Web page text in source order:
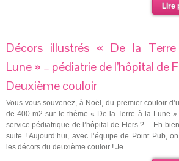
Lire
Décors illustrés « De la
Lune » – pédiatrie de l’hôpital de
Deuxième couloir
Vous vous souvenez, à Noël, du premier couloir
de 400 m2 sur le thème « De la Terre à la Lune »
service pédiatrique de l’hôpital de Flers ?… Eh
suite ! Aujourd’hui, avec l’équipe de Point Pub,
les décors du deuxième couloir ! Je …